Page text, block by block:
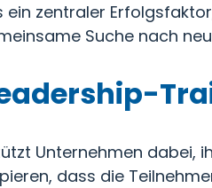
zentraler
Suche nach
Unternehmen dabei,
dass die